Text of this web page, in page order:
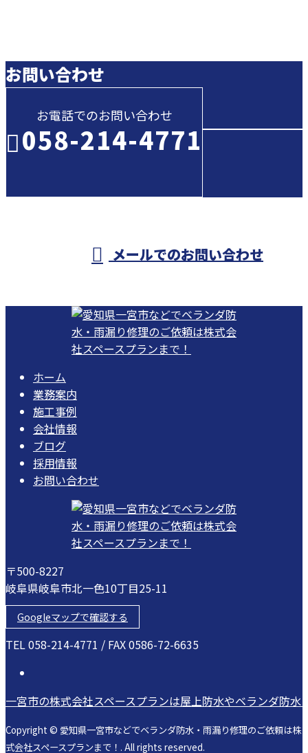
お問い合わせ
お電話でのお問い合わせ
058-214-4771
メールでのお問い合わせ
ホーム
業務案内
施工事例
会社情報
ブログ
採用情報
お問い合わせ
〒500-8227
岐阜県岐阜市北一色10丁目25-11
Googleマップで確認する
TEL 058-214-4771 / FAX 0586-72-6635
一宮市の株式会社スペースプランは屋上防水やベランダ防水
Copyright © 愛知県一宮市などでベランダ防水・雨漏り修理のご依頼は株
式会社スペースプランまで！. All rights reserved.